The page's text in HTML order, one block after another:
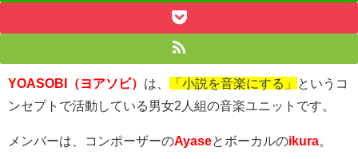
YOASOBI（ヨアソビ） は、 「小説を音楽にする」
というコ
ンセプトで活動している男女2 人組の音楽ユニットです。
メンバーは、コンポーザーのAyaseとボーカルのikura